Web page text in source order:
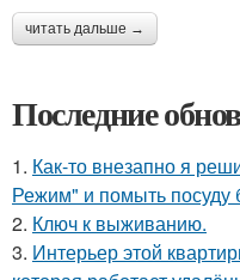
читать дальше →
Последние
1. Как-то внезапно я
Режим" и помыть посуду
2. Ключ к выживанию.
3. Интерьер этой